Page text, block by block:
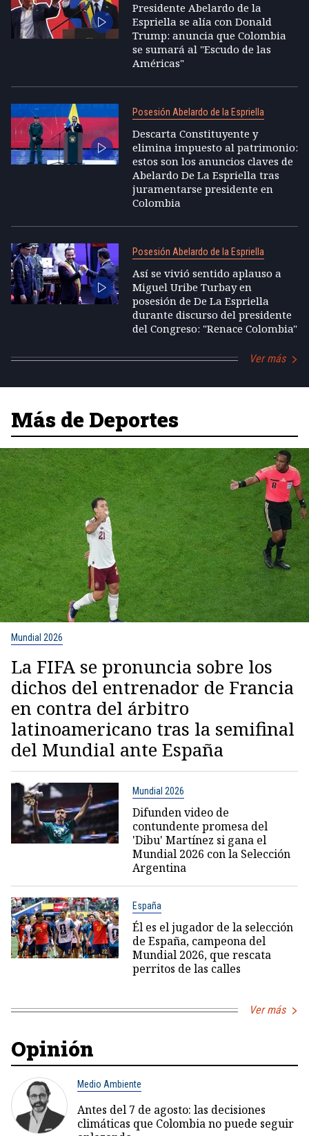
Presidente Abelardo de la
Espriella se alía con Donald
Trump: anuncia que Colombia
se sumará al "Escudo de las
Américas"
Posesión Abelardo de la Espriella
Descarta Constituyente y
elimina impuesto al patrimonio:
estos son los anuncios claves de
Abelardo De La Espriella tras
juramentarse presidente en
Colombia
Posesión Abelardo de la Espriella
Así se vivió sentido aplauso a
Miguel Uribe Turbay en
posesión de De La Espriella
durante discurso del presidente
del Congreso: "Renace Colombia"
Ver más
Más de Deportes
Mundial 2026
La FIFA se pronuncia sobre los
dichos del entrenador de Francia
en contra del árbitro
latinoamericano tras la semifinal
del Mundial ante España
Mundial 2026
Difunden video de
contundente promesa del
'Dibu' Martínez si gana el
Mundial 2026 con la Selección
Argentina
España
Él es el jugador de la selección
de España, campeona del
Mundial 2026, que rescata
perritos de las calles
Ver más
Opinión
Medio Ambiente
Antes del 7 de agosto: las decisiones
climáticas que Colombia no puede seguir